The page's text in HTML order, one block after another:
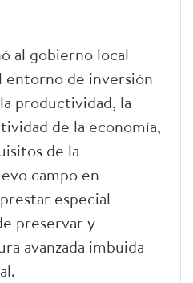
al gobierno local
entorno de inversión
productividad, la
de la economía,
de la
campo en
especial
preservar y
avanzada imbuida